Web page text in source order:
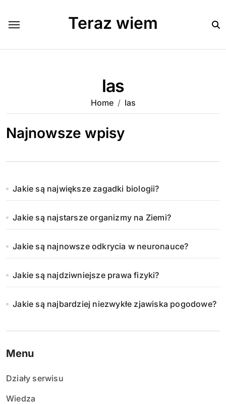
content
Teraz wiem
las
Home las
Najnowsze wpisy
Jakie są największe zagadki biologii?
Jakie są najstarsze organizmy na Ziemi?
Jakie są najnowsze odkrycia w neuronauce?
Jakie są najdziwniejsze prawa fizyki?
Jakie są najbardziej niezwykłe zjawiska pogodowe?
Menu
Działy serwisu
Wiedza